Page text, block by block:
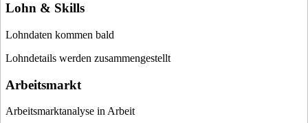
Lohn & Skills
Lohndaten kommen bald
Lohndetails werden zusammengestellt
Arbeitsmarkt
Arbeitsmarktanalyse in Arbeit